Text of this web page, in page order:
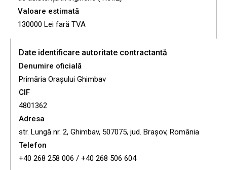
Valoare estimată
130000 Lei fară TVA
Date identificare autoritate contractantă
Denumire oficială
Primăria Orașului Ghimbav
CIF
4801362
Adresa
str. Lungă nr. 2, Ghimbav, 507075, jud. Brașov, România
Telefon
+40 268 258 006 / +40 268 506 604